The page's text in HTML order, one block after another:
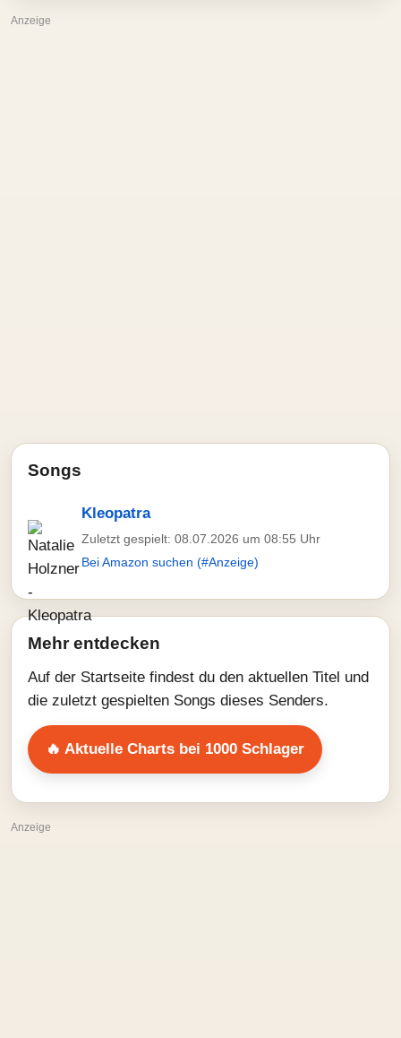
Anzeige
Songs
Kleopatra
Zuletzt gespielt: 08.07.2026 um 08:55 Uhr
Bei Amazon suchen (#Anzeige)
Mehr entdecken
Auf der Startseite findest du den aktuellen Titel und
die zuletzt gespielten Songs dieses Senders.
🔥 Aktuelle Charts bei 1000 Schlager
Anzeige